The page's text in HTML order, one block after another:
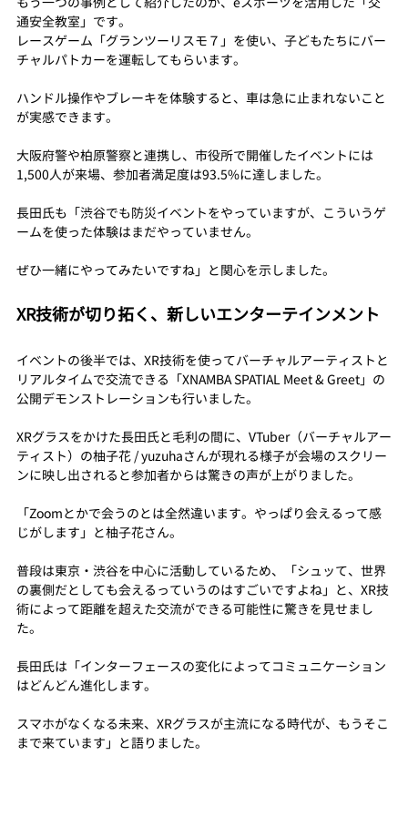
通安全教室」です。
レースゲーム「グランツーリスモ７」を使い、子どもたちにバー
チャルパトカーを運転してもらいます。
ハンドル操作やブレーキを体験すると、車は急に止まれないこと
が実感できます。
大阪府警や柏原警察と連携し、市役所で開催したイベントには
1,500人が来場、参加者満足度は93.5%に達しました。
長田氏も「渋谷でも防災イベントをやっていますが、こういうゲ
ームを使った体験はまだやっていません。
ぜひ一緒にやってみたいですね」と関心を示しました。
XR技術が切り拓く、新しいエンターテインメント
イベントの後半では、XR技術を使ってバーチャルアーティストと
リアルタイムで交流できる「XNAMBA SPATIAL Meet & Greet」の
公開デモンストレーションも行いました。
XRグラスをかけた長田氏と毛利の間に、VTuber（バーチャルアー
ティスト）の柚子花 / yuzuhaさんが現れる様子が会場のスクリー
ンに映し出されると参加者からは驚きの声が上がりました。
「Zoomとかで会うのとは全然違います。やっぱり会えるって感
じがします」と柚子花さん。
普段は東京・渋谷を中心に活動しているため、「シュッて、世界
の裏側だとしても会えるっていうのはすごいですよね」と、XR技
術によって距離を超えた交流ができる可能性に驚きを見せまし
た。
長田氏は「インターフェースの変化によってコミュニケーション
はどんどん進化します。
スマホがなくなる未来、XRグラスが主流になる時代が、もうそこ
まで来ています」と語りました。